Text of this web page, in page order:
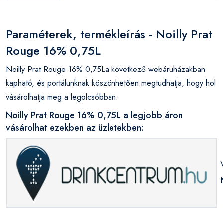
Paraméterek, termékleírás - Noilly Prat
Rouge 16% 0,75L
Noilly Prat Rouge 16% 0,75La következő webáruházakban
kapható, és portálunknak köszönhetően megtudhatja, hogy hol
vásárolhatja meg a legolcsóbban.
Noilly Prat Rouge 16% 0,75L a legjobb áron
vásárolhat ezekben az üzletekben: